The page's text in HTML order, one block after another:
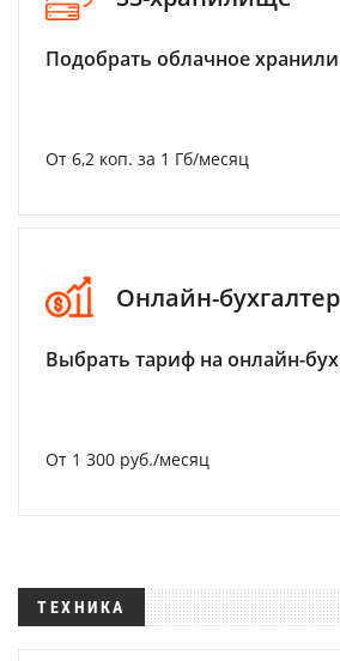
Подобрать облачное
От 6,2 коп. за 1 Гб/месяц
Онлайн-
Выбрать тариф на онлайн-
От 1 300 руб./месяц
ТЕХНИКА